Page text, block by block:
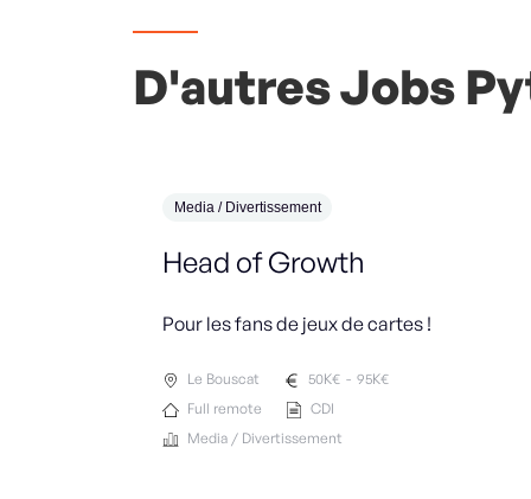
D'autres Jobs
Media / Divertissement
Head of Growth
Pour les fans de jeux de cartes !
Le Bouscat 50K€ - 95K€
Full remote
CDI
Media / Divertissement